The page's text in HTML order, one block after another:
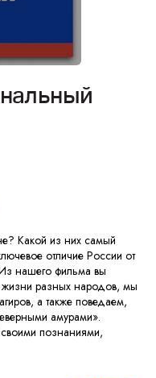
Какой из них самый
отличие России от
нашего фильма вы
жизни разных народов, мы
а также поведаем,
амурами».
познаниями,